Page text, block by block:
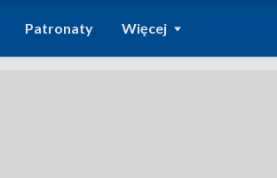
Patronaty Więcej